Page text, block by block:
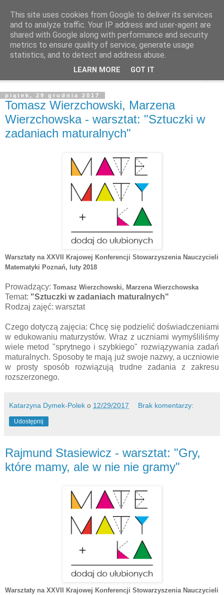
piątek, 29 grudnia 2017
Tomasz Wierzchowski, Marzena
Wierzchowska - warsztat: "Sztuczki w
zadaniach maturalnych"
Warsztaty na XXVII Krajowej Konferencji Stowarzyszenia Nauczycieli
Matematyki Poznań, luty 2018
Prowadzący: Tomasz Wierzchowski, Marzena Wierzchowska
Temat: "Sztuczki w zadaniach maturalnych"
Rodzaj zajęć: warsztat
Czego dotyczą zajęcia: Chcę się podzielić doświadczeniami
w edukowaniu maturzystów. Wraz z uczniami wymyśliliśmy
wiele metod "sprytnego i szybkiego" rozwiązywania zadań
maturalnych. Sposoby te mają już swoje nazwy, a uczniowie
w prosty sposób rozwiązują trudne zadania z zakresu
rozszerzonego.
Katarzyna Dymek-Polek o 12/29/2017 Brak komentarzy:
Udostępnij
Rajmund Stasiewicz - warsztat: "Gry,
które mamy, ale w nie nie gramy"
Warsztaty na XXVII Krajowej Konferencji Stowarzyszenia Nauczycieli
This site uses cookies from Google to deliver its services
and to analyze traffic. Your IP address and user-agent are
shared with Google along with performance and security
metrics to ensure quality of service, generate usage
statistics, and to detect and address abuse.
LEARN MORE GOT IT